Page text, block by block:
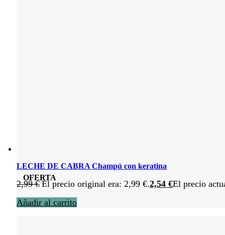
OFERTA
LECHE DE CABRA Champú con keratina
2,99€ El precio original era: 2,99 €.2,54 €El precio
Añadir al carrito